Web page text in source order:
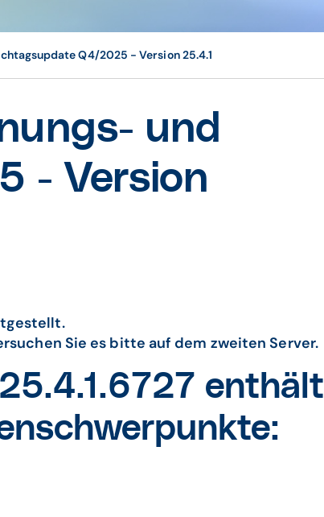
Q4/2025 - Version 25.4.1
und
- Version
Sie es bitte auf dem zweiten Server.
enthält